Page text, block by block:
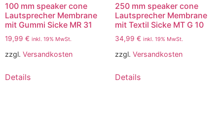
100 mm speaker cone
Lautsprecher Membrane
mit Gummi Sicke MR 31
19,99 € inkl. 19% MwSt.
zzgl. Versandkosten
Details
250 mm speaker cone
Lautsprecher Membrane
mit Textil Sicke MT G 10
34,99 € inkl. 19% MwSt.
zzgl. Versandkosten
Details